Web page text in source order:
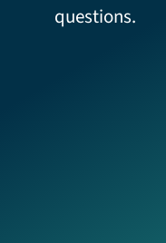
questions.